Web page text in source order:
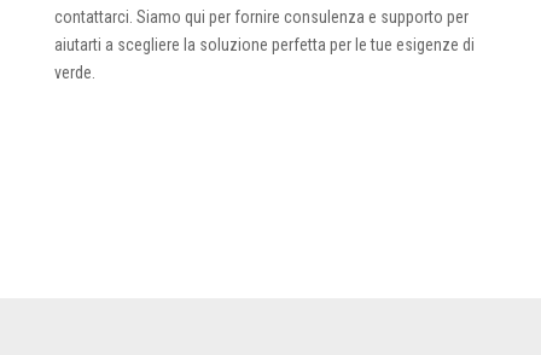
contattarci. Siamo qui per fornire consulenza e supporto per
aiutarti a scegliere la soluzione perfetta per le tue esigenze di
verde.